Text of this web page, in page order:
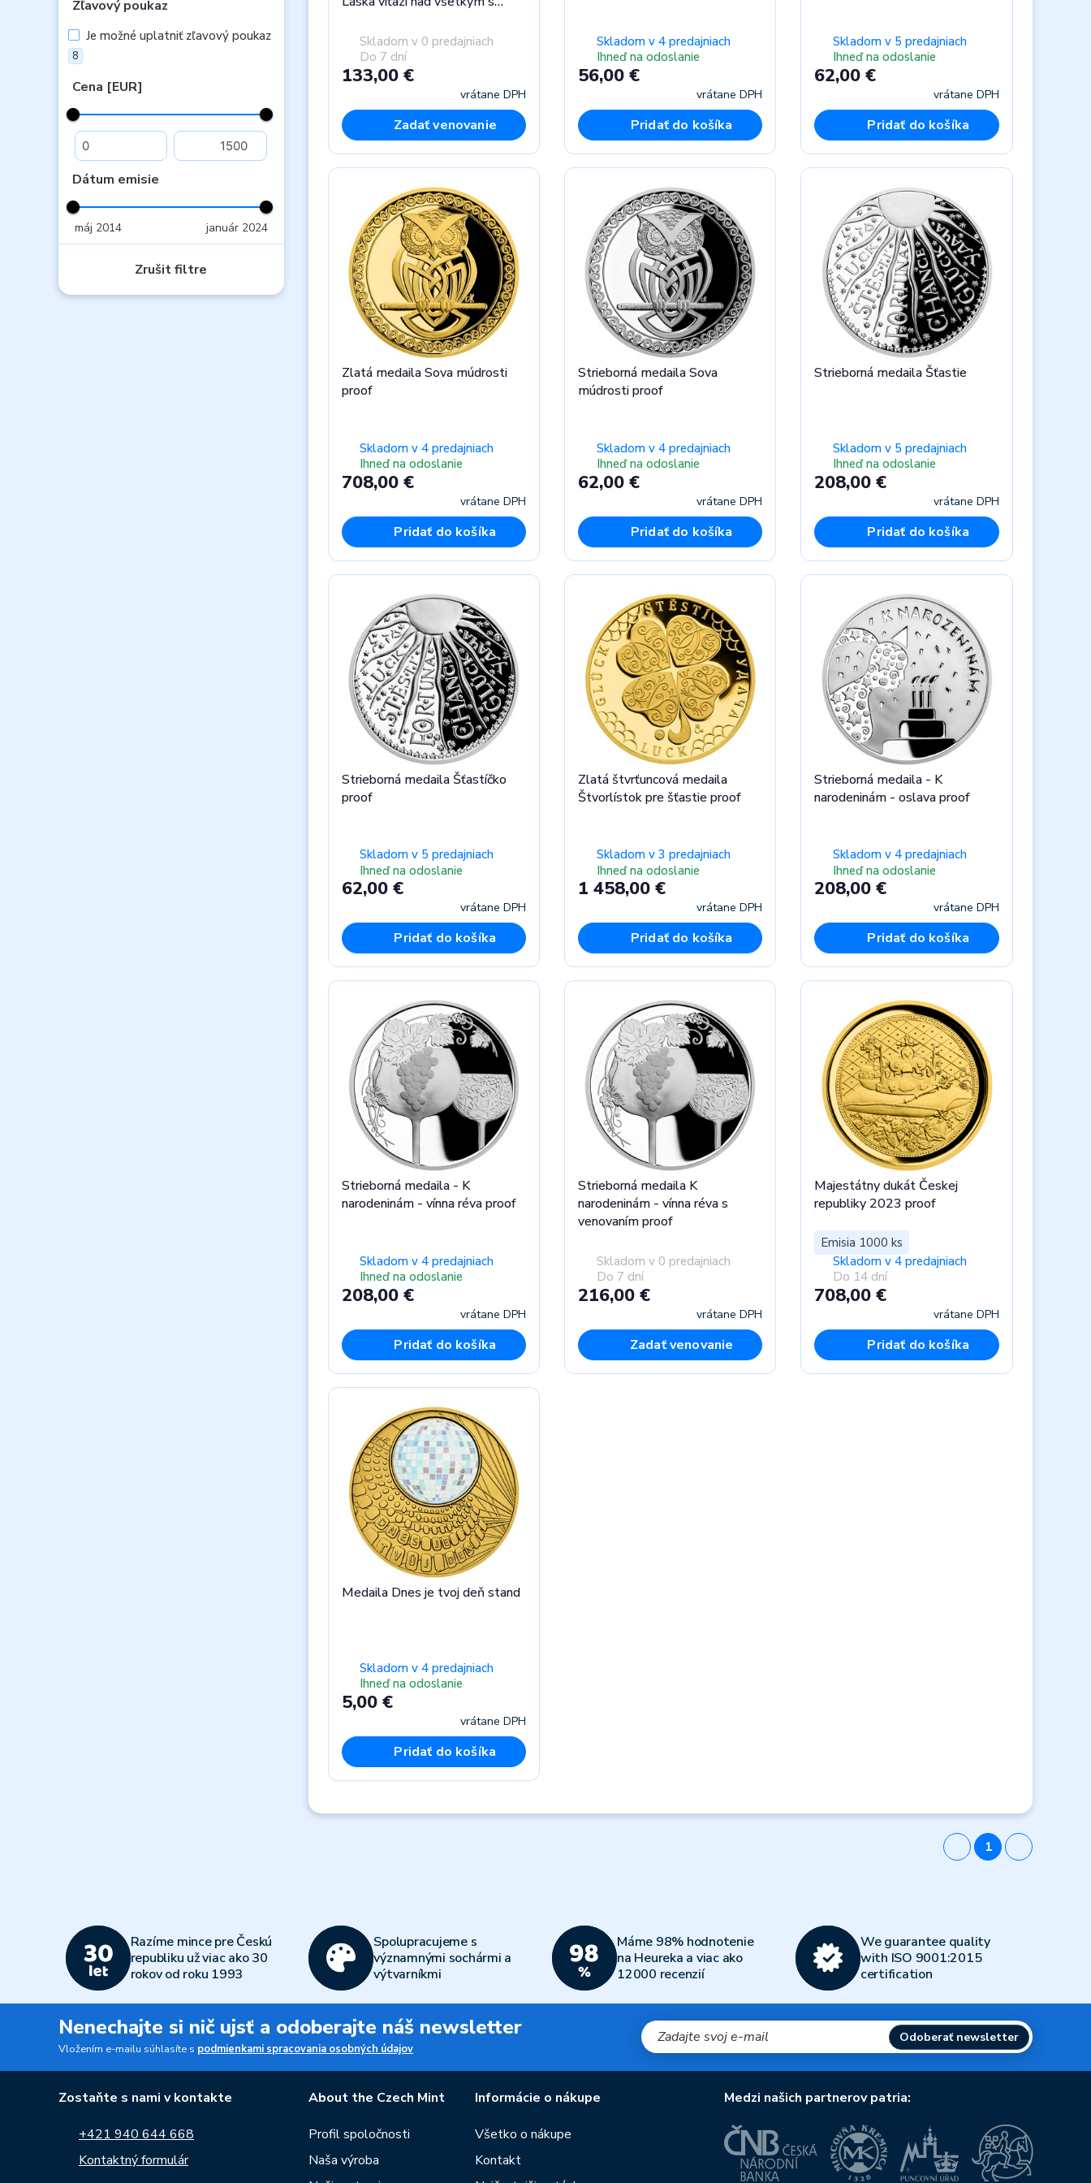
Zľavový poukaz
Je možné uplatniť zľavový poukaz
8
Cena [EUR]
Dátum emisie
máj 2014 január 2024
Zrušit filtre
Skladom v 0 predajniach
Do 7 dní
133,00 €
vrátane DPH
Zadať venovanie
Skladom v 4 predajniach
Ihneď na odoslanie
56,00 €
vrátane DPH
Pridať do košíka
Skladom v 5 predajniach
Ihneď na odoslanie
62,00 €
vrátane DPH
Pridať do košíka
Zlatá medaila Sova múdrosti
proof
Skladom v 4 predajniach
Ihneď na odoslanie
708,00 €
vrátane DPH
Pridať do košíka
Strieborná medaila Sova
múdrosti proof
Skladom v 4 predajniach
Ihneď na odoslanie
62,00 €
vrátane DPH
Pridať do košíka
Strieborná medaila Šťastie
Skladom v 5 predajniach
Ihneď na odoslanie
208,00 €
vrátane DPH
Pridať do košíka
Strieborná medaila Šťastíčko
proof
Skladom v 5 predajniach
Ihneď na odoslanie
62,00 €
vrátane DPH
Pridať do košíka
Zlatá štvrťuncová medaila
Štvorlístok pre šťastie proof
Skladom v 3 predajniach
Ihneď na odoslanie
1 458,00 €
vrátane DPH
Pridať do košíka
Strieborná medaila - K
narodeninám - oslava proof
Skladom v 4 predajniach
Ihneď na odoslanie
208,00 €
vrátane DPH
Pridať do košíka
Strieborná medaila - K
narodeninám - vínna réva proof
Skladom v 4 predajniach
Ihneď na odoslanie
208,00 €
vrátane DPH
Pridať do košíka
Strieborná medaila K
narodeninám - vínna réva s
venovaním proof
Skladom v 0 predajniach
Do 7 dní
216,00 €
vrátane DPH
Zadať venovanie
Majestátny dukát Českej
republiky 2023 proof
Emisia 1000 ks
Skladom v 4 predajniach
Do 14 dní
708,00 €
vrátane DPH
Pridať do košíka
Medaila Dnes je tvoj deň stand
Skladom v 4 predajniach
Ihneď na odoslanie
5,00 €
vrátane DPH
Pridať do košíka
1
Razíme mince pre Českú
republiku už viac ako 30
rokov od roku 1993
Spolupracujeme s
významnými sochármi a
výtvarníkmi
Máme 98% hodnotenie
na Heureka a viac ako
12000 recenzií
We guarantee quality
with ISO 9001:2015
certification
Nenechajte si nič ujsť a odoberajte náš newsletter
Vložením e-mailu súhlasíte s podmienkami spracovania osobných údajov
Odoberať newsletter
Zostaňte s nami v kontakte
+421 940 644 668
Kontaktný formulár
About the Czech Mint
Profil spoločnosti
Naša výroba
Informácie o nákupe
Všetko o nákupe
Kontakt
Medzi našich partnerov patria: